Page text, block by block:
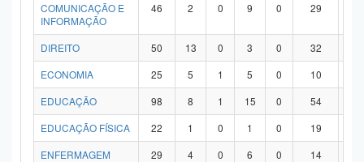
COMUNICAÇÃO E
INFORMAÇÃO
46 2 0 9 0 29
DIREITO 50 13 0 3 0 32
ECONOMIA
25 5 1 5 0 10
EDUCAÇÃO
98 8 1 15 0 54
EDUCAÇÃO FÍSICA
22 1 0 1 0 19
ENFERMAGEM
29 4 0 6 0 14